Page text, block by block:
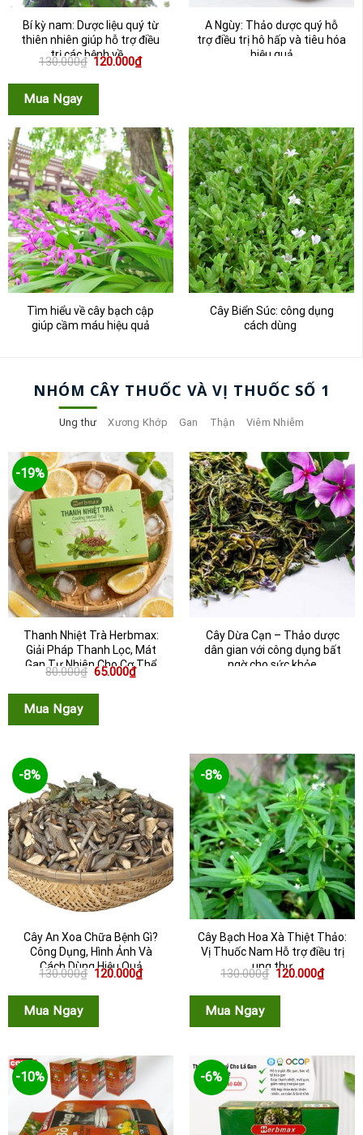
Bí kỳ nam: Dược liệu quý từ
thiên nhiên giúp hỗ trợ điều
trị các bệnh về...
130.000₫ Giá
là:
120.000₫Giá
hiện
Mua Ngay
A Ngùy: Thảo dược quý hỗ
trợ điều trị hô hấp và tiêu hóa
hiệu quả
Tìm hiểu về cây bạch cập
giúp cầm máu hiệu quả
Cây Biển Súc: công dụng
cách dùng
NHÓM CÂY THUỐC VÀ VỊ THUỐC SỐ 1
Ung thư Xương Khớp Gan Thận Viêm Nhiễm
-19%
Thanh Nhiệt Trà Herbmax:
Giải Pháp Thanh Lọc, Mát
Gan Tự Nhiên Cho Cơ Thể
80.000₫ Giá
là:
65.000₫Giá
hiện
Mua Ngay
Cây Dừa Cạn – Thảo dược
dân gian với công dụng bất
ngờ cho sức khỏe
-8%
Cây An Xoa Chữa Bệnh Gì?
Công Dụng, Hình Ảnh Và
Cách Dùng Hiệu Quả
130.000₫ Giá
là:
120.000₫Giá
hiện
Mua Ngay
-8%
Cây Bạch Hoa Xà Thiệt Thảo:
Vị Thuốc Nam Hỗ trợ điều trị
ung thư
130.000₫ Giá
là:
120.000₫Giá
hiện
Mua Ngay
-10% -6%